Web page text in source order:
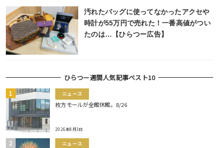
汚れたバッグに使ってなかったアクセや
時計が55万円で売れた！一番高値がつい
たのは…【ひらつー広告】
ひらつー週間人気記事ベスト10
ニュース
枚方モールが全館休館。8/26
2026年8月3日
ニュース